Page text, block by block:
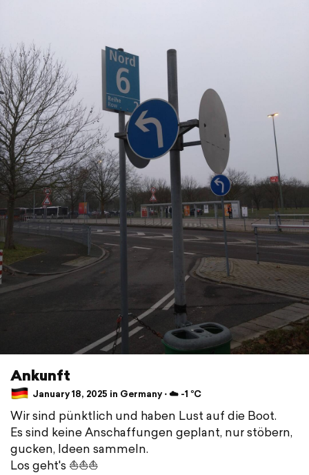
Ankunft
January 18, 2025 in Germany ⋅ ☁️ -1 °C
Wir sind pünktlich und haben Lust auf die Boot.
Es sind keine Anschaffungen geplant, nur stöbern,
gucken, Ideen sammeln.
Los geht's ⛵⛵⛵